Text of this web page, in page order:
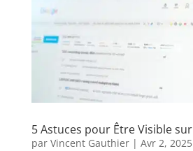
5 Astuces pour Être Visible
par Vincent Gauthier| Avr 2, 2025